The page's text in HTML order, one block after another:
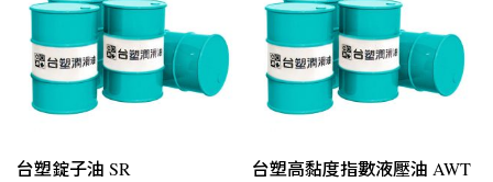
台塑錠子油 SR
台塑高黏度指數液壓油 AWT